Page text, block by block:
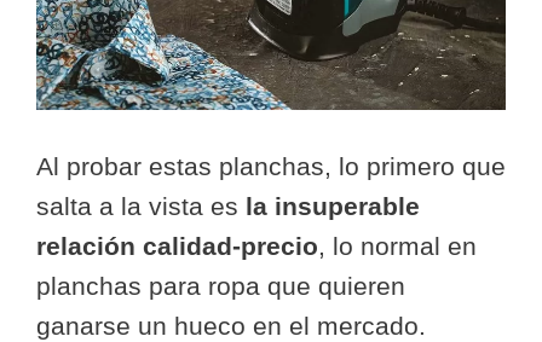
Al probar estas planchas, lo primero que
salta a la vista es la insuperable
relación calidad-precio, lo normal en
planchas para ropa que quieren
ganarse un hueco en el mercado.